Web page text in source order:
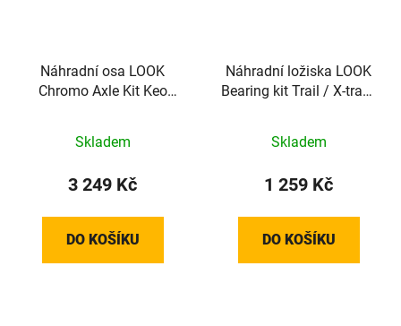
Náhradní osa LOOK
Chromo Axle Kit Keo
Skladem
3 249 Kč
DO KOŠÍKU
Náhradní ložiska LOOK
Bearing kit Trail / X-track
Skladem
1 259 Kč
DO KOŠÍKU